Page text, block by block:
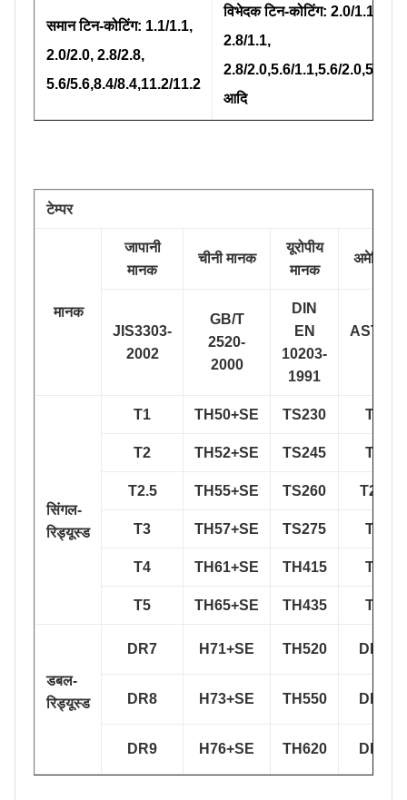
समान टिन-कोटिंग: 1.1/1.1,
2.0/2.0, 2.8/2.8,
5.6/5.6,8.4/8.4,11.2/11.2
विभेदक टिन-कोटिंग: 2.0/1.1,
2.8/1.1,
2.8/2.0,5.6/1.1,5.6/2.0,5.6/
आदि
टेम्पर
मानक
जापानी
मानक
चीनी मानक
यूरोपीय
मानक
अमेरिकी
JIS3303-
2002
GB/T
2520-
2000
DIN
EN
10203-
1991
सिंगल-
रिड्यूस्ड
T1 TH50+SE TS230
T2 TH52+SE TS245
T2.5 TH55+SE TS260
T3 TH57+SE TS275
T4 TH61+SE TH415
T5 TH65+SE TH435
डबल-
रिड्यूस्ड
DR7 H71+SE TH520
DR8 H73+SE TH550
DR9 H76+SE TH620